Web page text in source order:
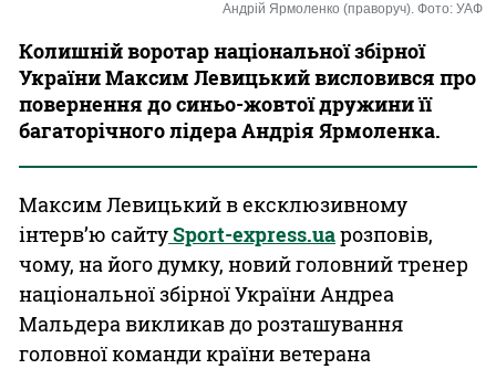
Андрій Ярмоленко (праворуч). Фото: УАФ
Колишній воротар національної збірної
України Максим Левицький висловився про
повернення до синьо-жовтої дружини її
багаторічного лідера Андрія Ярмоленка.
Максим Левицький в ексклюзивному
інтерв’ю сайтуSport-express.uaрозповів,
чому, на його думку, новий головний тренер
національної збірної України Андреа
Мальдера викликав до розташування
головної команди країни ветерана